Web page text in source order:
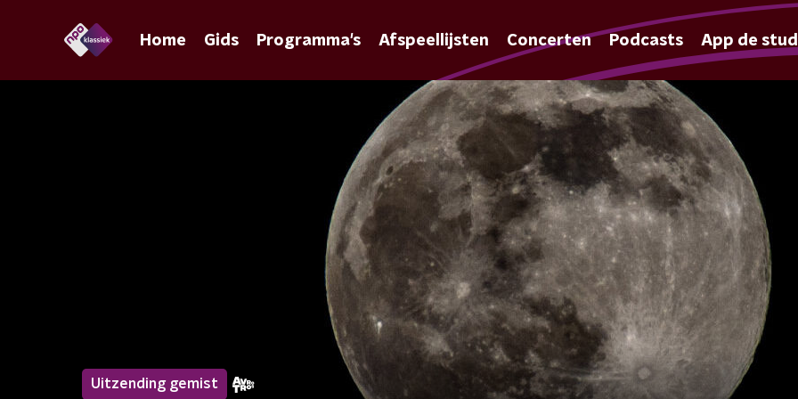
Home Gids Programma's Afspeellijsten Concerten Podcasts App de
Uitzending gemist